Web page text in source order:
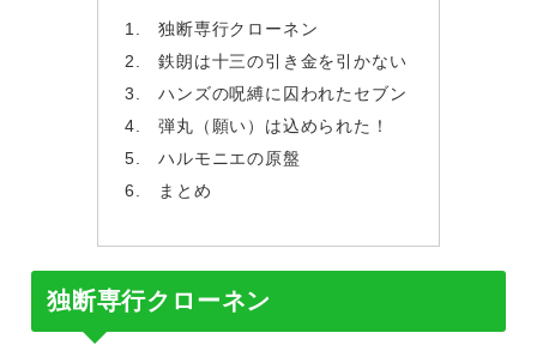
独断専行クローネン
鉄朗は十三の引き金を引かない
ハンズの呪縛に囚われたセブン
弾丸（願い）は込められた！
ハルモニエの原盤
まとめ
独断専行クローネン